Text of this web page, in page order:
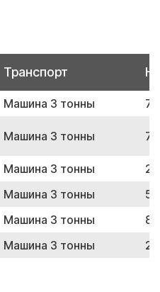
Транспорт
Машина 3 тонны
Машина 3 тонны
Машина 3 тонны
Машина 3 тонны
Машина 3 тонны
Машина 3 тонны